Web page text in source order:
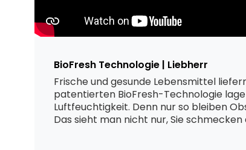
BioFresh Technologie | Liebherr
Frische und gesunde Lebensmittel
patentierten BioFresh-Technologie
Luftfeuchtigkeit. Denn nur so bleiben
Das sieht man nicht nur, Sie schmecken